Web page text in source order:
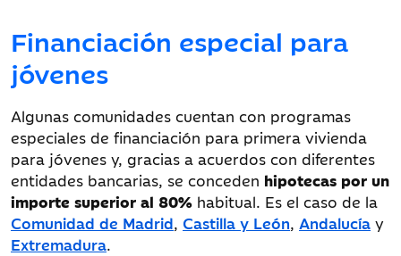
Financiación especial para
jóvenes
Algunas comunidades cuentan con programas
especiales de financiación para primera vivienda
para jóvenes y, gracias a acuerdos con diferentes
entidades bancarias, se conceden hipotecas por un
importe superior al 80% habitual. Es el caso de la
Comunidad de Madrid, Castilla y León, Andalucía y
Extremadura.